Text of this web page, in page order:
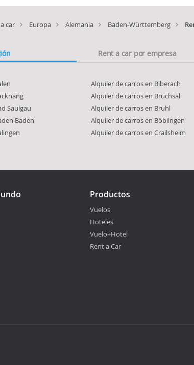
car Europa Alemania Baden-Württemberg
Rent a car por empresa
Saulgau
Baden
Alquiler de carros en Biberach
Alquiler de carros en Bruchsal
Alquiler de carros en Bruhl
Alquiler de carros en Böblingen
Alquiler de carros en Crailsheim
Productos
Vuelos
Hoteles
Vuelo+Hotel
Rent a Car